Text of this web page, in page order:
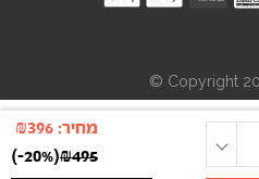
מחיר: ₪396
₪495
(
-20%
)
Copyright
©